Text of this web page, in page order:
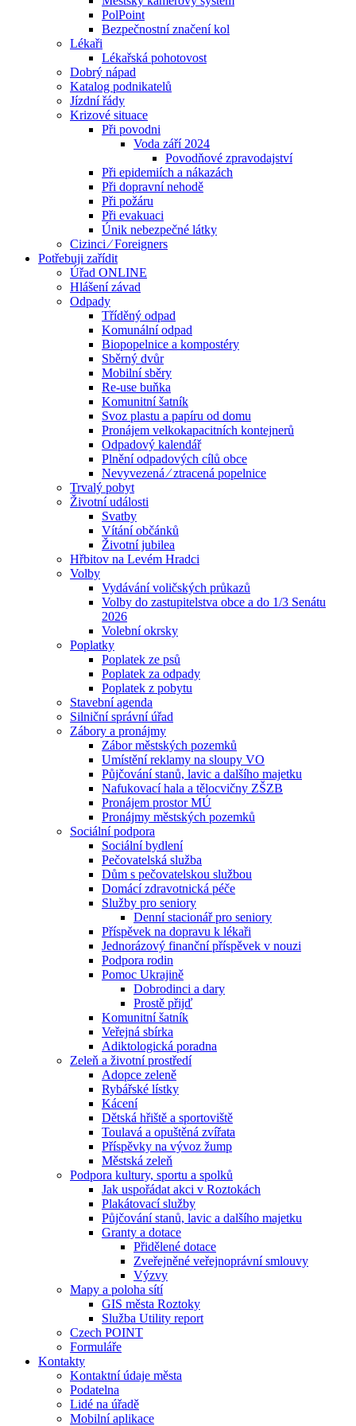
PolPoint
Bezpečnostní značení kol
Lékaři
Lékařská pohotovost
Dobrý nápad
Katalog podnikatelů
Jízdní řády
Krizové situace
Při povodni
Voda září 2024
Povodňové zpravodajství
Při epidemiích a nákazách
Při dopravní nehodě
Při požáru
Při evakuaci
Únik nebezpečné látky
Cizinci ⁄ Foreigners
Potřebuji zařídit
Úřad ONLINE
Hlášení závad
Odpady
Tříděný odpad
Komunální odpad
Biopopelnice a kompostéry
Sběrný dvůr
Mobilní sběry
Re-use buňka
Komunitní šatník
Svoz plastu a papíru od domu
Pronájem velkokapacitních kontejnerů
Odpadový kalendář
Plnění odpadových cílů obce
Nevyvezená ⁄ ztracená popelnice
Trvalý pobyt
Životní události
Svatby
Vítání občánků
Životní jubilea
Hřbitov na Levém Hradci
Volby
Vydávání voličských průkazů
Volby do zastupitelstva obce a do 1/3 Senátu
2026
Volební okrsky
Poplatky
Poplatek ze psů
Poplatek za odpady
Poplatek z pobytu
Stavební agenda
Silniční správní úřad
Zábory a pronájmy
Zábor městských pozemků
Umístění reklamy na sloupy VO
Půjčování stanů, lavic a dalšího majetku
Nafukovací hala a tělocvičny ZŠZB
Pronájem prostor MÚ
Pronájmy městských pozemků
Sociální podpora
Sociální bydlení
Pečovatelská služba
Dům s pečovatelskou službou
Domácí zdravotnická péče
Služby pro seniory
Denní stacionář pro seniory
Příspěvek na dopravu k lékaři
Jednorázový finanční příspěvek v nouzi
Podpora rodin
Pomoc Ukrajině
Dobrodinci a dary
Prostě přijď
Komunitní šatník
Veřejná sbírka
Adiktologická poradna
Zeleň a životní prostředí
Adopce zeleně
Rybářské lístky
Kácení
Dětská hřiště a sportoviště
Toulavá a opuštěná zvířata
Příspěvky na vývoz žump
Městská zeleň
Podpora kultury, sportu a spolků
Jak uspořádat akci v Roztokách
Plakátovací služby
Půjčování stanů, lavic a dalšího majetku
Granty a dotace
Přidělené dotace
Zveřejněné veřejnoprávní smlouvy
Výzvy
Mapy a poloha sítí
GIS města Roztoky
Služba Utility report
Czech POINT
Formuláře
Kontakty
Kontaktní údaje města
Podatelna
Lidé na úřadě
Mobilní aplikace